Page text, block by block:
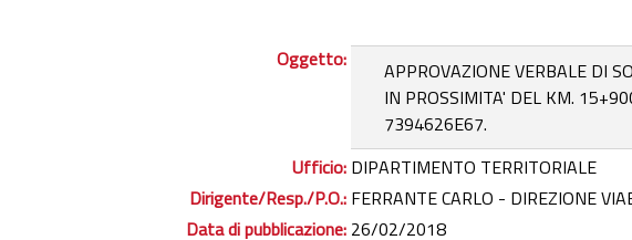
Oggetto:
APPROVAZIONE VERBALE DI
IN PROSSIMITA' DEL KM.
7394626E67.
Ufficio: DIPARTIMENTO TERRITORIALE
Dirigente/Resp./P.O.: FERRANTE CARLO - DIREZIONE
Data di pubblicazione: 26/02/2018